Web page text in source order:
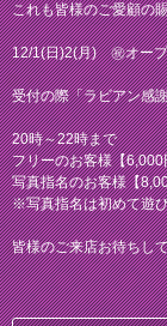
これも皆様のご愛顧の
12/1(日)2(月) ㊗オープ
受付の際「ラビアン感
20時～22時まで
フリーのお客様【6,000
写真指名のお客様【
※写真指名は初めて遊
皆様のご来店お待ちし